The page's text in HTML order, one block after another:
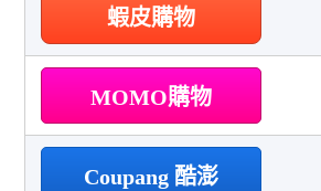
蝦皮購物
MOMO購物
Coupang 酷澎